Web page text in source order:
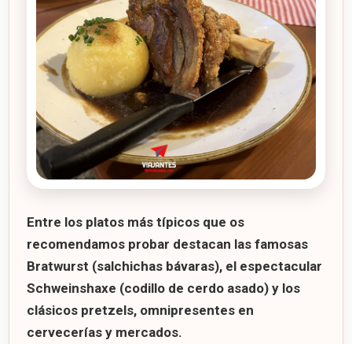
Entre los platos más típicos que os
recomendamos probar destacan las famosas
Bratwurst (salchichas bávaras), el espectacular
Schweinshaxe (codillo de cerdo asado) y los
clásicos pretzels, omnipresentes en
cervecerías y mercados.